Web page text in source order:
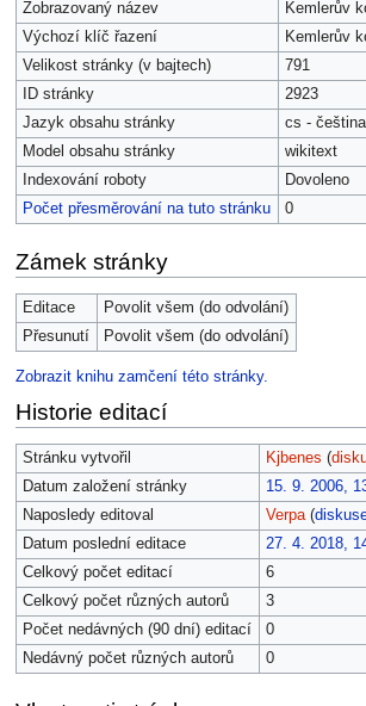
Zobrazovaný název
Kemlerův
Výchozí klíč řazení
Kemlerův
Velikost stránky (v bajtech)
791
ID stránky
2923
Jazyk obsahu stránky
cs -
Model obsahu stránky
wikitext
Indexování roboty
Dovoleno
Počet přesměrování na tuto stránku
0
Zámek stránky
Editace
Povolit všem (do odvolání)
Přesunutí
Povolit všem (do odvolání)
Zobrazit knihu zamčení této stránky.
Historie editací
Stránku vytvořil Kjbenes (
Datum založení stránky
15. 9. 2006,
Naposledy editoval
Verpa (
Datum poslední editace
27. 4. 2018,
Celkový počet editací
6
Celkový počet různých autorů
3
Počet nedávných (90 dní) editací
0
Nedávný počet různých autorů
0